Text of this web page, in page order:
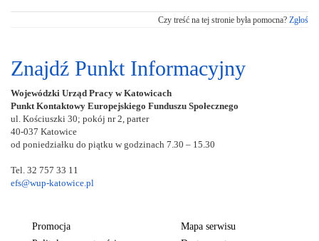
Czy treść na tej stronie była pomocna? Zgłoś
Znajdź Punkt Informacyjny
Wojewódzki Urząd Pracy w Katowicach
Punkt Kontaktowy Europejskiego Funduszu Społecznego
ul. Kościuszki 30; pokój nr 2, parter
40-037 Katowice
od poniedziałku do piątku w godzinach 7.30 – 15.30
Tel. 32 757 33 11
efs@wup-katowice.pl
Promocja
Mapa serwisu